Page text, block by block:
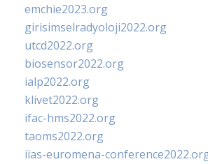
emchie2023.org
girisimselradyoloji2022.org
utcd2022.org
biosensor2022.org
ialp2022.org
klivet2022.org
ifac-hms2022.org
taoms2022.org
iias-euromena-